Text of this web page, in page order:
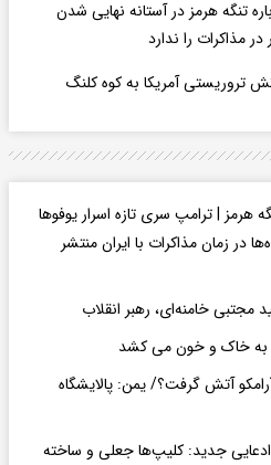
تنگه هرمز در آستانه نهایی شدن
مذاکرات را ندارد
تروریستی آمریکا به کوه کلنگ
هرمز | ترامپ سری تازه اسرار یوفوها
در زمان مذاکرات با ایران منتشر
مجتبی خامنه‌ای، رهبر انقلاب
آتش گرفت؟/ یمن: پالایشگاه
ادعایی جدید: کلیپ‌ها جعلی و ساخته